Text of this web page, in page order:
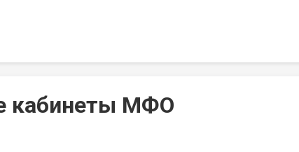
кабинеты МФО